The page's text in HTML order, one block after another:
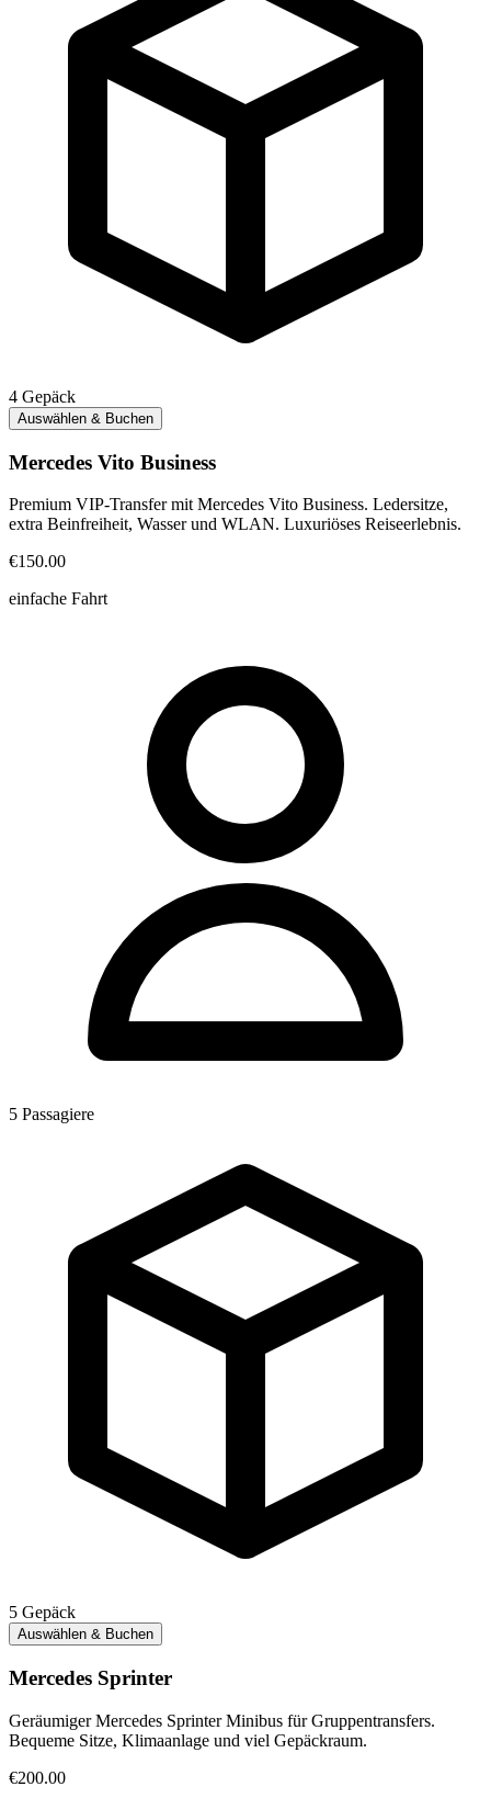
4 Gepäck
Auswählen & Buchen
Mercedes Vito Business
Premium VIP-Transfer mit Mercedes Vito Business. Ledersitze,
extra Beinfreiheit, Wasser und WLAN. Luxuriöses Reiseerlebnis.
€150.00
einfache Fahrt
5 Passagiere
5 Gepäck
Auswählen & Buchen
Mercedes Sprinter
Geräumiger Mercedes Sprinter Minibus für Gruppentransfers.
Bequeme Sitze, Klimaanlage und viel Gepäckraum.
€200.00